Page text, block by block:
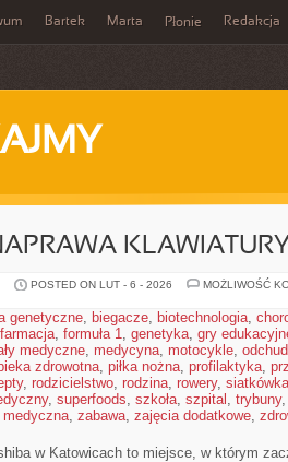
Bartek Marta Płonie Redakcja
POSTED ON LUT - 6 - 2026
MOŻLIWOŚĆ
genetyczne, biegacze, biotechnologia,
farmacja, formuła 1, genetyka, gry
medyczne, medycyna, motocykle,
zdrowotna, piłka nożna, profilaktyka,
, rodzicielstwo, rodzina, rowery, siatkówka
, superfoods, szkoła, szpital , trybuny
medyczna, zabawa, zajęcia dodatkowe,
w Katowicach to miejsce, w którym